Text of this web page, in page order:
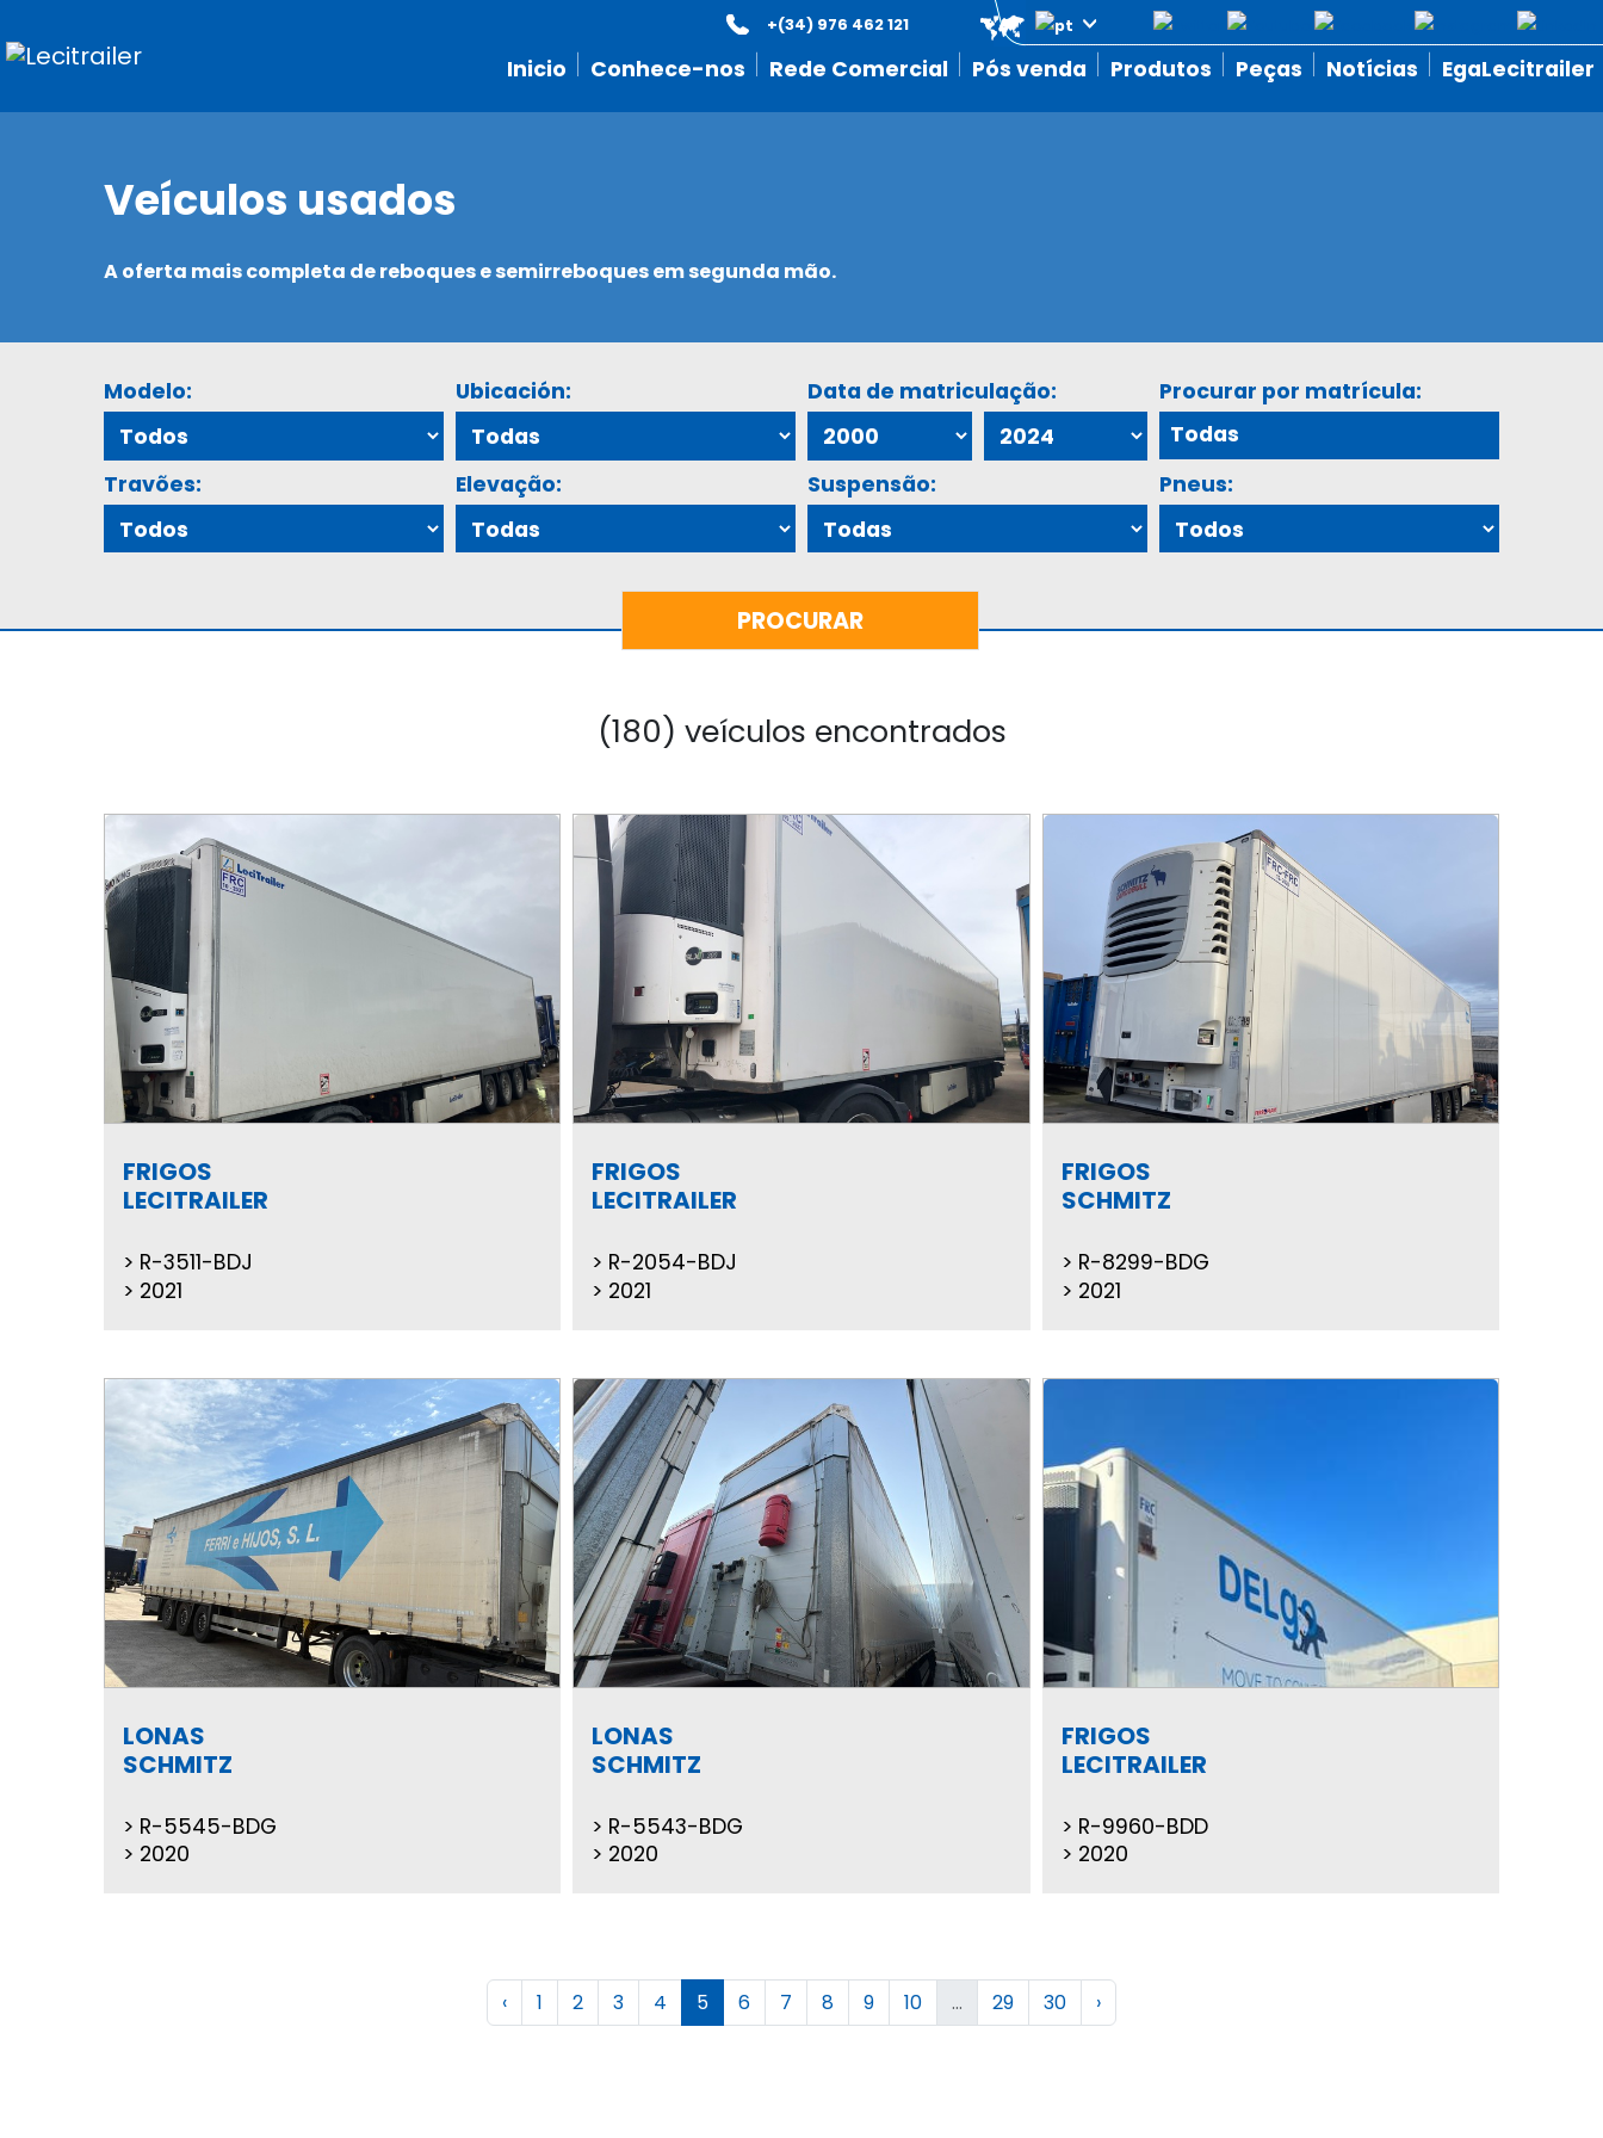
Inicio Conhece-nos Rede Comercial Pós venda Produtos Peças Notícias EgaLecitrailer
+(34) 976 462 121
Veículos usados
A oferta mais completa de reboques e semirreboques em segunda mão.
Modelo: Ubicación: Data de matriculação: Procurar por matrícula:
Travões: Elevação: Suspensão: Pneus:
(180) veículos encontrados
FRIGOS
LECITRAILER
R-3511-BDJ
2021
FRIGOS
LECITRAILER
R-2054-BDJ
2021
FRIGOS
SCHMITZ
R-8299-BDG
2021
LONAS
SCHMITZ
R-5545-BDG
2020
LONAS
SCHMITZ
R-5543-BDG
2020
FRIGOS
LECITRAILER
R-9960-BDD
2020
‹ 1 2 3 4 5 6 7 8 9 10 ... 29 30 ›